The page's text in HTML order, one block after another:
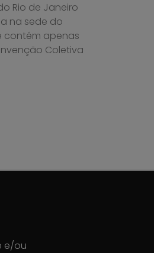
Rio de Janeiro
na sede do
contém apenas
Coletiva
e/ou